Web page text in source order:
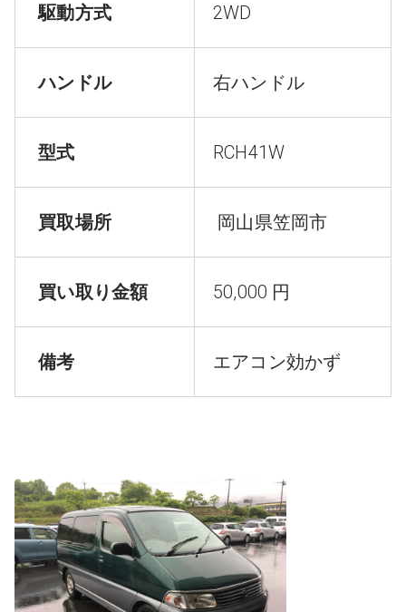
駆動方式 2WD
ハンドル 右ハンドル
型式 RCH41W
買取場所 岡山県笠岡市
買い取り金額 50,000 円
備考 エアコン効かず